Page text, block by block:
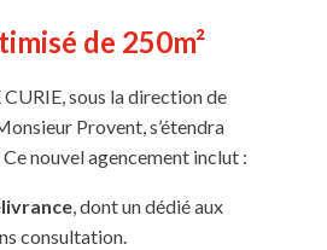
de 250m²
CURIE, sous la direction de
Provent, s’étendra
Ce nouvel agencement inclut :
, dont un dédié aux
consultation.